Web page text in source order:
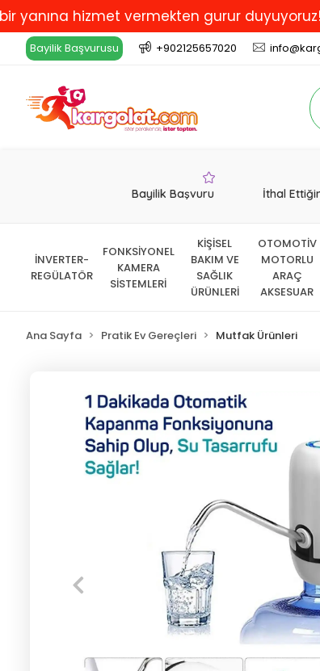
hizmet vermekten gurur duyuyoruz!
Bayilik Başvurusu +902125657020
Bayilik Başvuru İthal
İNVERTER-
REGÜLATÖR
FONKSİYONEL
KAMERA
SİSTEMLERİ
KİŞİSEL
BAKIM VE
SAĞLIK
ÜRÜNLERİ
OTOMOTİV
MOTORLU
ARAÇ
AKSESUAR
Ana Sayfa Pratik Ev Gereçleri Mutfak Ürünleri